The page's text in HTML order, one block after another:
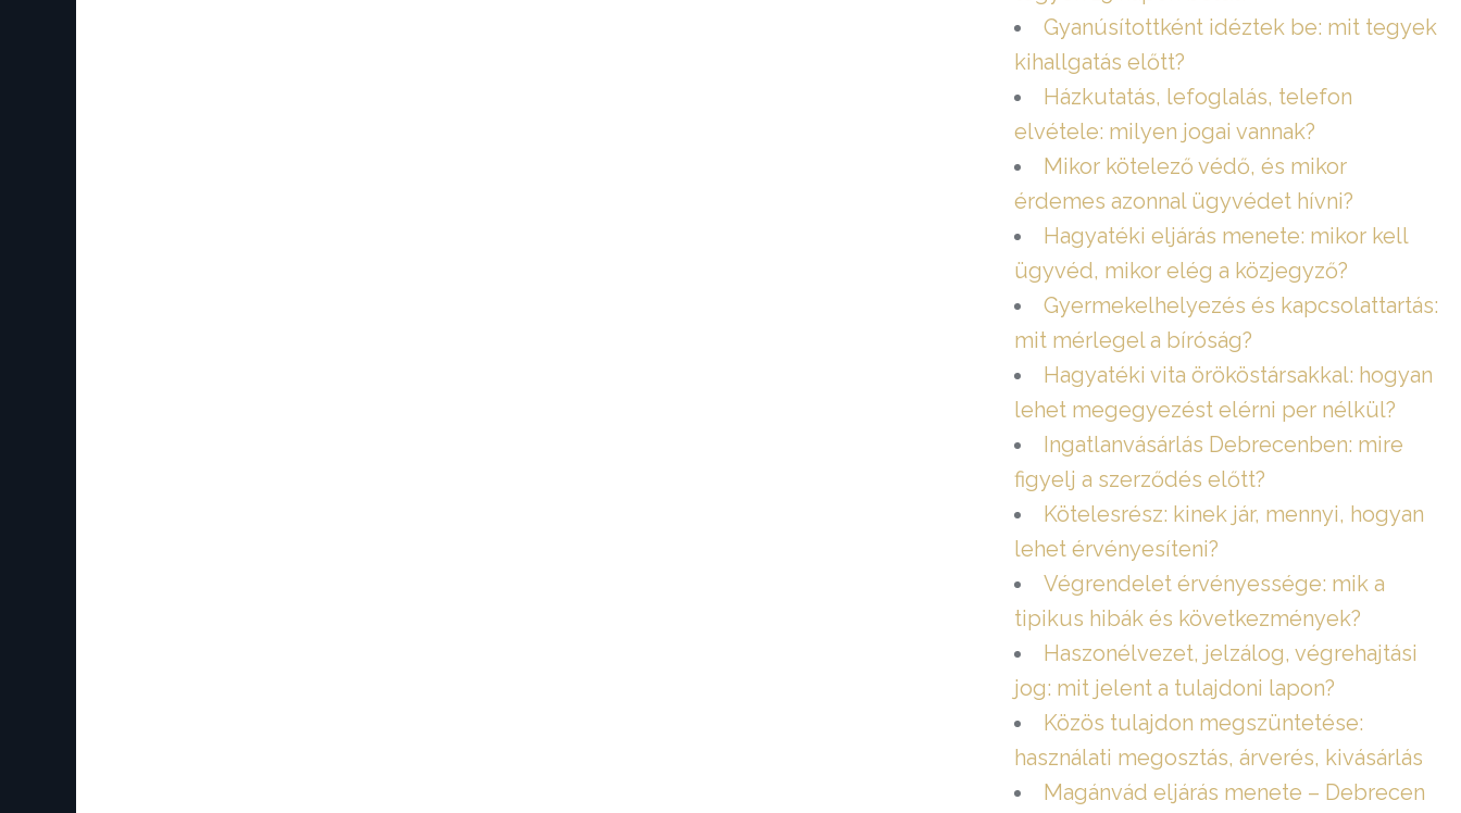
Gyanúsítottként idéztek be: mit tegyek
kihallgatás előtt?
Házkutatás, lefoglalás, telefon
elvétele: milyen jogai vannak?
Mikor kötelező védő, és mikor
érdemes azonnal ügyvédet hívni?
Hagyatéki eljárás menete: mikor kell
ügyvéd, mikor elég a közjegyző?
Gyermekelhelyezés és kapcsolattartás:
mit mérlegel a bíróság?
Hagyatéki vita örököstársakkal: hogyan
lehet megegyezést elérni per nélkül?
Ingatlanvásárlás Debrecenben: mire
figyelj a szerződés előtt?
Kötelesrész: kinek jár, mennyi, hogyan
lehet érvényesíteni?
Végrendelet érvényessége: mik a
tipikus hibák és következmények?
Haszonélvezet, jelzálog, végrehajtási
jog: mit jelent a tulajdoni lapon?
Közös tulajdon megszüntetése:
használati megosztás, árverés, kivásárlás
Magánvád eljárás menete – Debrecen